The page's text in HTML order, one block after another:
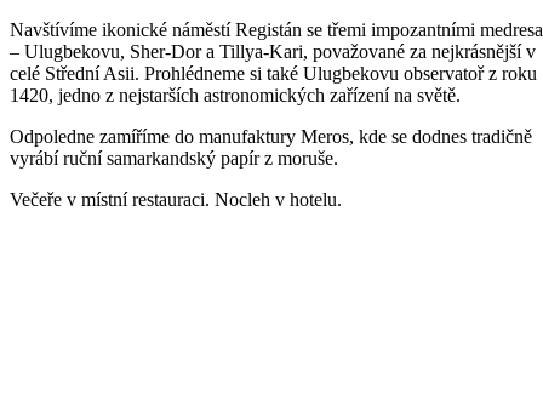
Navštívíme ikonické náměstí Registán se třemi impozantními
– Ulugbekovu, Sher-Dor a Tillya-Kari, považované za nejkrásnější v
celé Střední Asii. Prohlédneme si také Ulugbekovu observatoř z roku
1420, jedno z nejstarších astronomických zařízení na světě.
Odpoledne zamíříme do manufaktury Meros, kde se dodnes tradičně
vyrábí ruční samarkandský papír z moruše.
Večeře v místní restauraci. Nocleh v hotelu.